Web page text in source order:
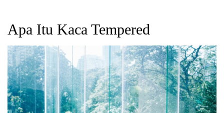
Apa Itu Kaca Tempered